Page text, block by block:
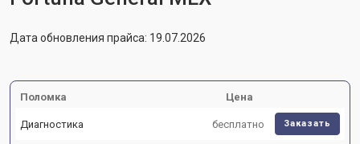
Дата обновления прайса: 19.07.2026
Поломка Цена
Диагностика бесплатно Заказать